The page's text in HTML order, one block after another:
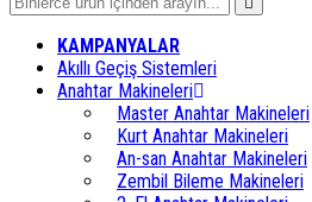
KAMPANYALAR
Akıllı Geçiş Sistemleri
Anahtar Makineleri
Master Anahtar Makineleri
Kurt Anahtar Makineleri
An-san Anahtar Makineleri
Zembil Bileme Makineleri